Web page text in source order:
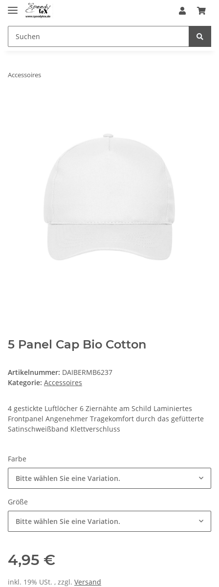
Accessoires
5 Panel Cap Bio Cotton
Artikelnummer: DAIBERMB6237
Kategorie: Accessoires
4 gestickte Luftlöcher 6 Ziernähte am Schild Laminiertes
Frontpanel Angenehmer Tragekomfort durch das gefütterte
Satinschweißband Klettverschluss
Farbe
Bitte wählen Sie eine Variation.
Größe
Bitte wählen Sie eine Variation.
4,95 €
inkl. 19% USt. , zzgl. Versand